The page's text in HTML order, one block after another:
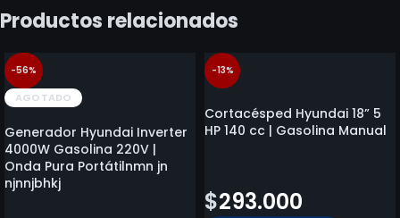
Productos relacionados
-56%
AGOTADO
Generador Hyundai Inverter
4000W Gasolina 220V |
Onda Pura Portátilnmn jn
njnnjbhkj
-13%
Cortacésped Hyundai 18” 5
HP 140 cc | Gasolina Manual
$293.000